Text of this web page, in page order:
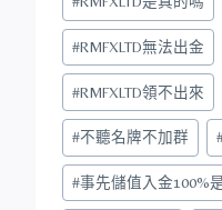
#RMFXLTD無法出金
#RMFXLTD領不出來
#不聽名牌不加群
#事先儲值入金100%